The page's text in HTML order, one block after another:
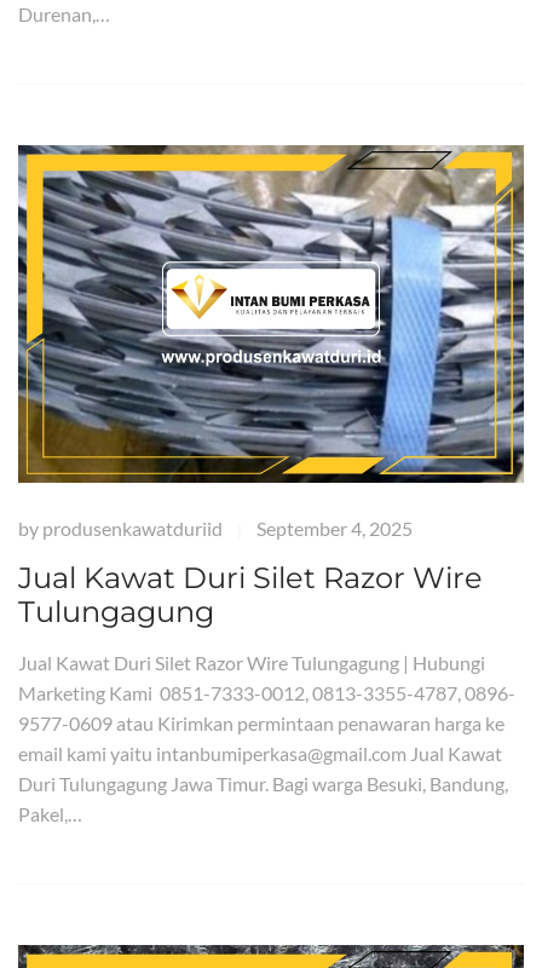
Durenan,…
by produsenkawatduriid September 4, 2025
Jual Kawat Duri Silet Razor Wire
Tulungagung
Jual Kawat Duri Silet Razor Wire Tulungagung | Hubungi
Marketing Kami 0851-7333-0012, 0813-3355-4787, 0896-
9577-0609 atau Kirimkan permintaan penawaran harga ke
email kami yaitu intanbumiperkasa@gmail.com Jual Kawat
Duri Tulungagung Jawa Timur. Bagi warga Besuki, Bandung,
Pakel,…